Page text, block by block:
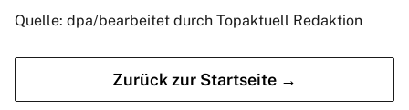
Quelle: dpa/bearbeitet durch Topaktuell Redaktion
Zurück zur Startseite →